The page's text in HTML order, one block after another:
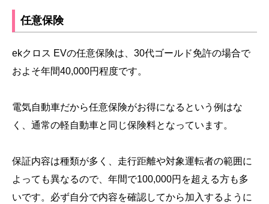
任意保険
ekクロス EVの任意保険は、30代ゴールド免許の場合で
およそ年間40,000円程度です。
電気自動車だから任意保険がお得になるという例はな
く、通常の軽自動車と同じ保険料となっています。
保証内容は種類が多く、走行距離や対象運転者の範囲に
よっても異なるので、年間で100,000円を超える方も多
いです。必ず自分で内容を確認してから加入するように